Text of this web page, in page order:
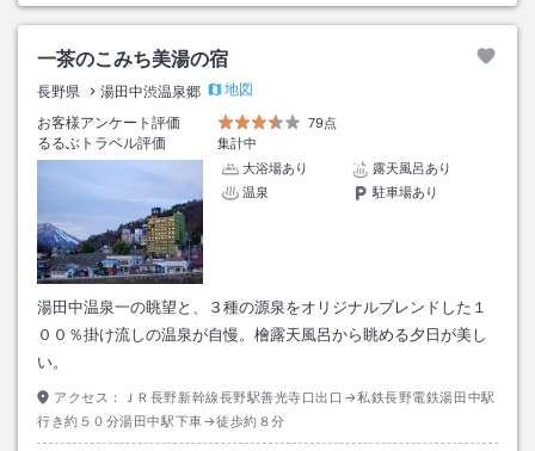
一茶のこみち美湯の宿
長野県 湯田中渋温泉郷
地図
お客様アンケート評価
79点
るるぶトラベル評価
集計中
大浴場あり
露天風呂あり
温泉
駐車場あり
湯田中温泉一の眺望と、３種の源泉をオリジナルブレンドした１
００％掛け流しの温泉が自慢。檜露天風呂から眺める夕日が美し
い。
アクセス：
ＪＲ長野新幹線長野駅善光寺口出口→私鉄長野電鉄湯田中駅
行き約５０分湯田中駅下車→徒歩約８分